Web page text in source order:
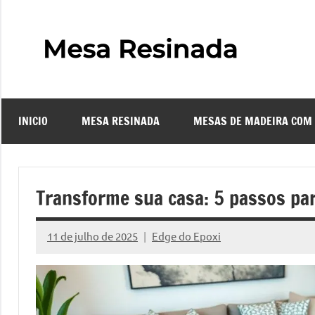
–
uma
resinadas,
a
elegância
se
encontra
INICIO MESA RESINADA MESAS DE MADEIRA
Transforme sua casa: 5 passos
11 de julho de 2025 Edge do Epoxi
Nenhum
Comentário